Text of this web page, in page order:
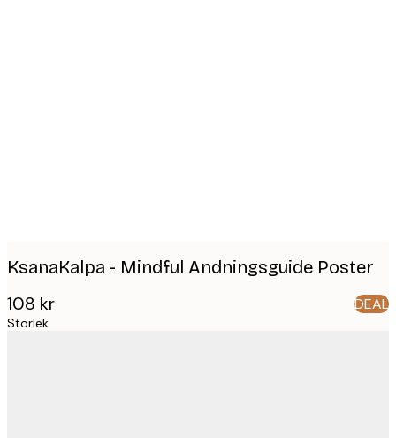
KsanaKalpa - Mindful Andningsguide Poster
108 kr DEAL
Storlek